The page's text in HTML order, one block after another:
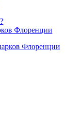
Флоренции